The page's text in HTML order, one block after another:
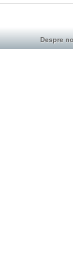
Despre